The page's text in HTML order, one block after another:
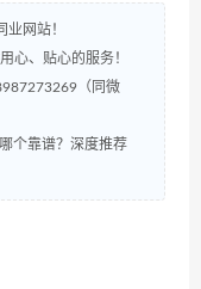
网站！
心、贴心的服务！
（同微
个靠谱？深度推荐